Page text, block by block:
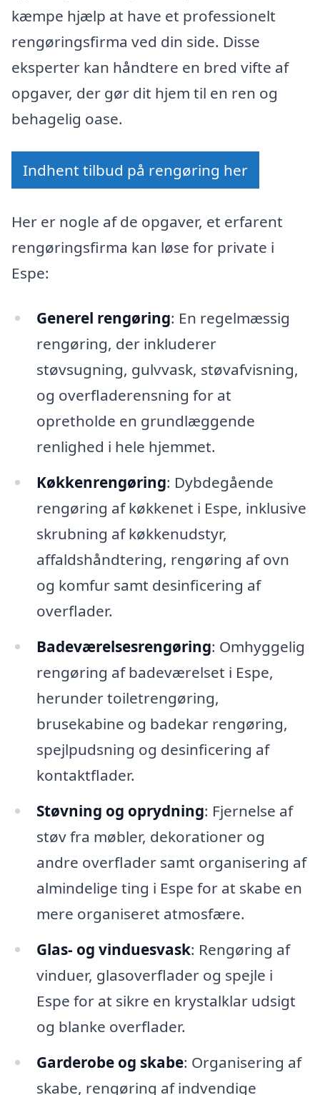
kæmpe hjælp at have et professionelt
rengøringsfirma ved din side. Disse
eksperter kan håndtere en bred vifte af
opgaver, der gør dit hjem til en ren og
behagelig oase.
Indhent tilbud på rengøring her
Her er nogle af de opgaver, et erfarent
rengøringsfirma kan løse for private i
Espe:
Generel rengøring: En regelmæssig
rengøring, der inkluderer
støvsugning, gulvvask, støvafvisning,
og overfladerensning for at
opretholde en grundlæggende
renlighed i hele hjemmet.
Køkkenrengøring: Dybdegående
rengøring af køkkenet i Espe, inklusive
skrubning af køkkenudstyr,
affaldshåndtering, rengøring af ovn
og komfur samt desinficering af
overflader.
Badeværelsesrengøring: Omhyggelig
rengøring af badeværelset i Espe,
herunder toiletrengøring,
brusekabine og badekar rengøring,
spejlpudsning og desinficering af
kontaktflader.
Støvning og oprydning: Fjernelse af
støv fra møbler, dekorationer og
andre overflader samt organisering af
almindelige ting i Espe for at skabe en
mere organiseret atmosfære.
Glas- og vinduesvask: Rengøring af
vinduer, glasoverflader og spejle i
Espe for at sikre en krystalklar udsigt
og blanke overflader.
Garderobe og skabe: Organisering af
skabe, rengøring af indvendige